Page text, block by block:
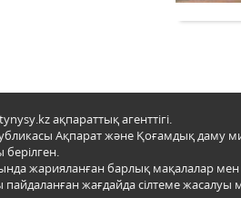
ақпараттық агенттігі.
Ақпарат және Қоғамдық даму
жарияланған барлық мақалалар
жағдайда сілтеме жасалуы